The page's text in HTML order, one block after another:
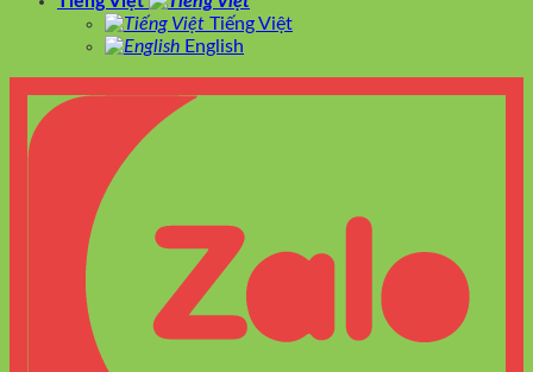
Tiếng Việt
English